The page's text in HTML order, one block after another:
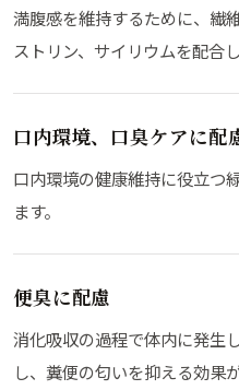
満腹感を維持するために、繊
ストリン、サイリウムを配合し
口内環境、口臭ケアに配
口内環境の健康維持に役立つ
ます。
便臭に配慮
消化吸収の過程で体内に発生
し、糞便の匂いを抑える効果